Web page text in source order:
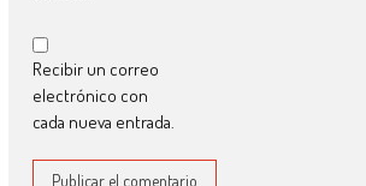
Recibir un correo
electrónico con
cada nueva entrada.